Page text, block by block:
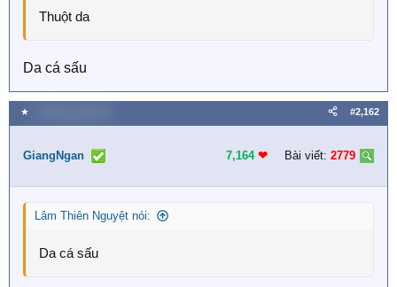
Thuột da
Da cá sấu
★ #2,162
GiangNgan 7,164 ❤︎ Bài viết: 2779
Lâm Thiên Nguyệt nói:
Da cá sấu